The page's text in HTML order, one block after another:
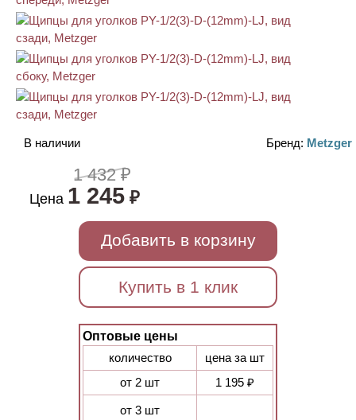
В наличии Бренд: Metzger
1 432 ₽
Цена 1 245₽
Добавить в корзину
Купить в 1 клик
Оптовые цены
количество
цена за шт
от 2 шт
1 195 ₽
от 3 шт